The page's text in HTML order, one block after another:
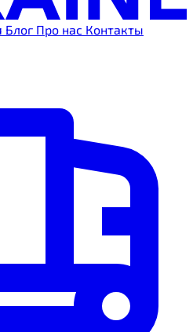
Блог Про нас Контакты